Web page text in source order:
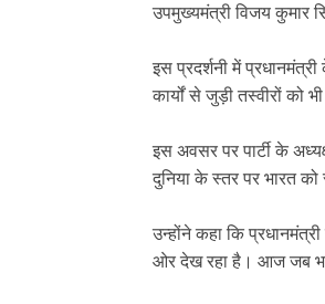
उपमुख्यमंत्री विजय कुमार
‎इस प्रदर्शनी में
कार्यों से जुड़ी तस्वीरों को
‎इस अवसर पर पार्टी के
दुनिया के स्तर पर भारत को
‎उन्होंने कहा कि
ओर देख रहा है। आज जब